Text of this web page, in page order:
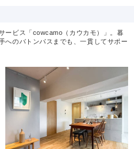
ービス「cowcamo（カウカモ）」。暮
へのバトンパスまでも、一貫してサポー